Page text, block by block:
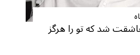
شد که تو را هرگز